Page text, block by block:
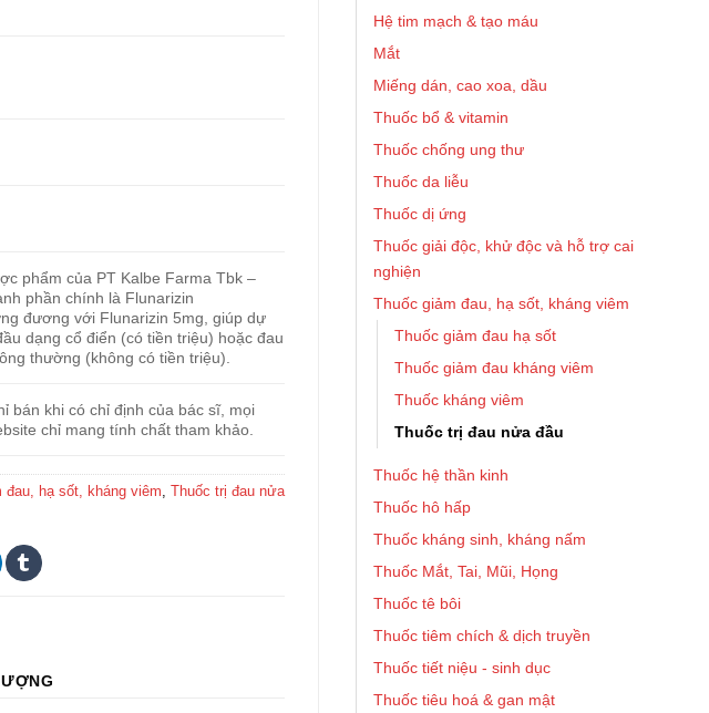
Hệ tim mạch & tạo máu
Mắt
Miếng dán, cao xoa, dầu
Thuốc bổ & vitamin
Thuốc chống ung thư
Thuốc da liễu
Thuốc dị ứng
Thuốc giải độc, khử độc và hỗ trợ cai
nghiện
Thuốc giảm đau, hạ sốt, kháng viêm
Thuốc giảm đau hạ sốt
Thuốc giảm đau kháng viêm
Thuốc kháng viêm
Thuốc trị đau nửa đầu
Thuốc hệ thần kinh
Thuốc hô hấp
Thuốc kháng sinh, kháng nấm
Thuốc Mắt, Tai, Mũi, Họng
Thuốc tê bôi
Thuốc tiêm chích & dịch truyền
Thuốc tiết niệu - sinh dục
Thuốc tiêu hoá & gan mật
phẩm của PT Kalbe Farma Tbk –
phần chính là Flunarizin
đương với Flunarizin 5mg, giúp dự
dạng cổ điển (có tiền triệu) hoặc đau
thường (không có tiền triệu).
bán khi có chỉ định của bác sĩ, mọi
chỉ mang tính chất tham khảo.
đau, hạ sốt, kháng viêm, Thuốc trị đau nửa